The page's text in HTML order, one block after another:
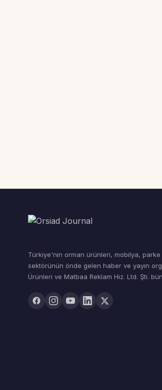
Türkiye'nin orman ürünleri, mobilya,
sektörünün önde gelen haber ve yayın
Ürünleri ve Matbaa Reklam Hiz. Ltd. Şti.